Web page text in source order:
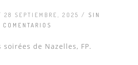
28 SEPTIEMBRE, 2025 / SIN
COMENTARIOS
soirées de Nazelles, FP.